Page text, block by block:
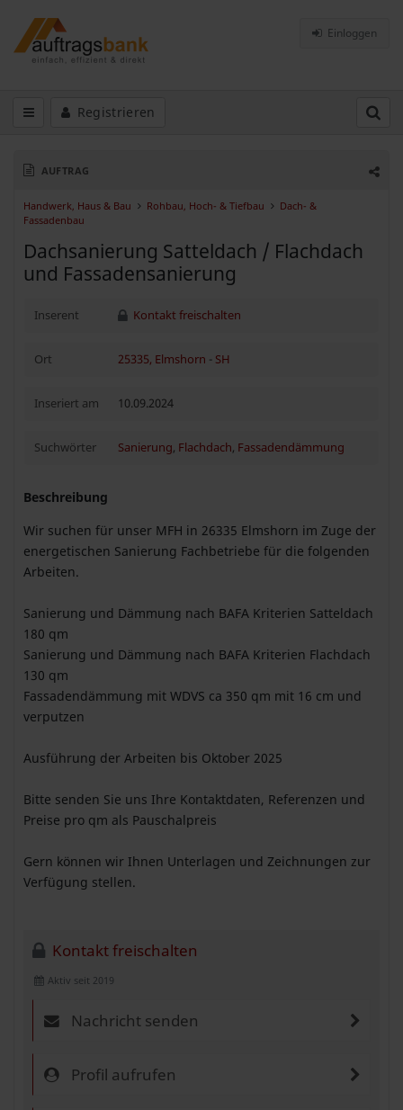
Einloggen
Registrieren
AUFTRAG
Handwerk, Haus & Bau Rohbau, Hoch- & Tiefbau
Dach- &
Fassadenbau
Dachsanierung Satteldach / Flachdach
und Fassadensanierung
Inserent Kontakt freischalten
Ort 25335, Elmshorn - SH
Inseriert am 10.09.2024
Suchwörter Sanierung, Flachdach, Fassadendämmung
Beschreibung
Wir suchen für unser MFH in 26335 Elmshorn im Zuge der
energetischen Sanierung Fachbetriebe für die folgenden
Arbeiten.
Sanierung und Dämmung nach BAFA Kriterien Satteldach
180 qm
Sanierung und Dämmung nach BAFA Kriterien Flachdach
130 qm
Fassadendämmung mit WDVS ca 350 qm mit 16 cm und
verputzen
Ausführung der Arbeiten bis Oktober 2025
Bitte senden Sie uns Ihre Kontaktdaten, Referenzen und
Preise pro qm als Pauschalpreis
Gern können wir Ihnen Unterlagen und Zeichnungen zur
Verfügung stellen.
Kontakt freischalten
Aktiv seit 2019
Nachricht senden
Profil aufrufen